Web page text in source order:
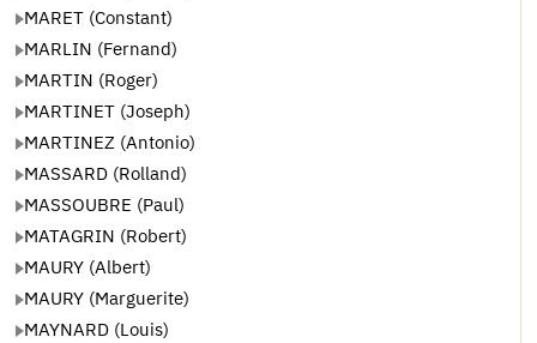
MARET (Constant)
MARLIN (Fernand)
MARTIN (Roger)
MARTINET (Joseph)
MARTINEZ (Antonio)
MASSARD (Rolland)
MASSOUBRE (Paul)
MATAGRIN (Robert)
MAURY (Albert)
MAURY (Marguerite)
MAYNARD (Louis)